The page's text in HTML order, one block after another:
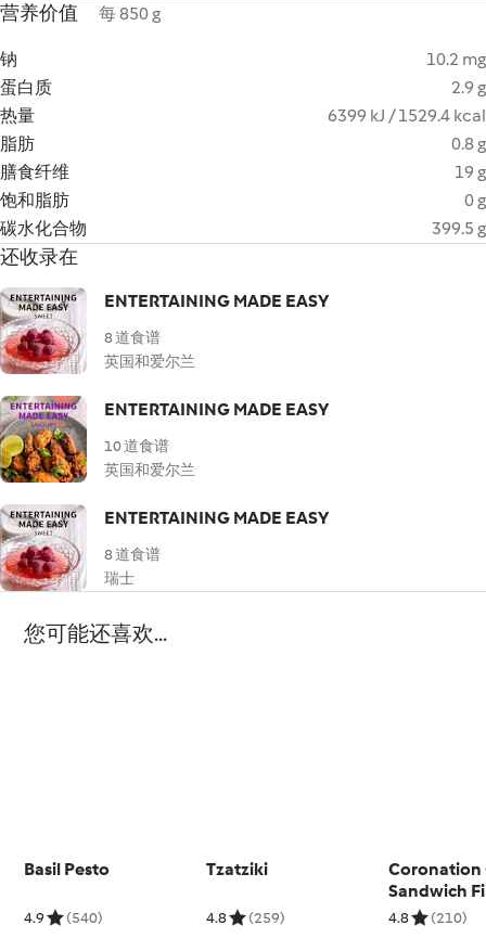
营养价值 每 850 g
钠
10.2 mg
蛋白质
2.9 g
热量
6399 kJ / 1529.4 kcal
脂肪
0.8 g
膳食纤维
19 g
饱和脂肪
0 g
碳水化合物
399.5 g
还收录在
ENTERTAINING MADE EASY
8 道食谱
英国和爱尔兰
ENTERTAINING MADE EASY
10 道食谱
英国和爱尔兰
ENTERTAINING MADE EASY
8 道食谱
瑞士
您可能还喜欢...
Basil Pesto
4.9 (540)
Tzatziki
4.8 (259)
Coronation
Sandwich
4.8 (210)